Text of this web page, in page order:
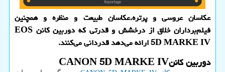
عكاسان عروسی و پرتره.عكاسان طبیعت و منظره و همچنین
فیلم‌برداران خلاق از درخشش و قدرتی كه دوربین كانن EOS
5D MARKE IV ارائه می‌دهد قدردانی می‌كنند.
دوربین کاننCANON 5D MARKE IV